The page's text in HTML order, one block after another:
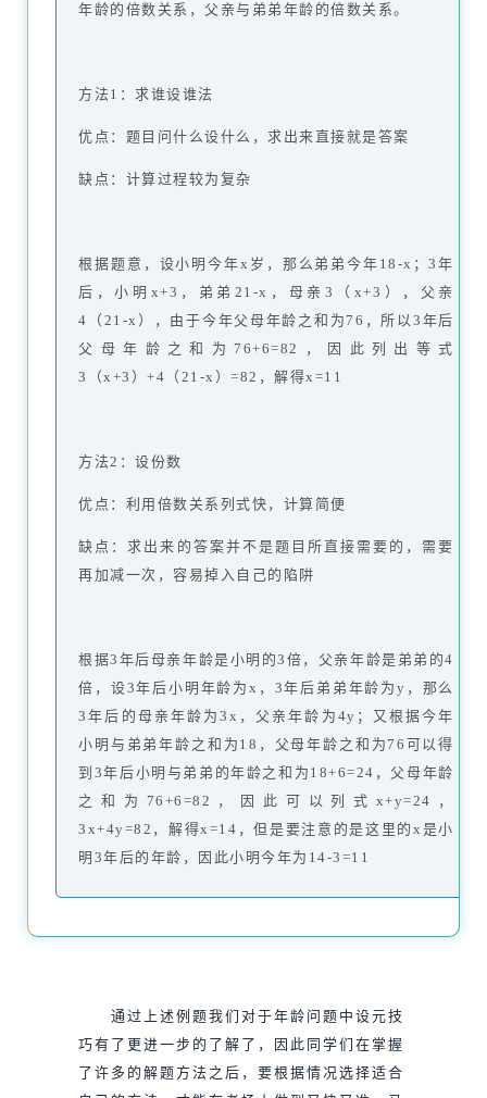
年龄的倍数关系，父亲与弟弟年龄的倍数关系。
方法1：求谁设谁法
优点：题目问什么设什么，求出来直接就是答案
缺点：计算过程较为复杂
根据题意，设小明今年x岁，那么弟弟今年18-x；3年
后，小明x+3，弟弟21-x，母亲3（x+3），父亲
4（21-x），由于今年父母年龄之和为76，所以3年后
父母年龄之和为76+6=82，因此列出等式
3（x+3）+4（21-x）=82，解得x=11
方法2：设份数
优点：利用倍数关系列式快，计算简便
缺点：求出来的答案并不是题目所直接需要的，需要
再加减一次，容易掉入自己的陷阱
根据3年后母亲年龄是小明的3倍，父亲年龄是弟弟的4
倍，设3年后小明年龄为x，3年后弟弟年龄为y，那么
3年后的母亲年龄为3x，父亲年龄为4y；又根据今年
小明与弟弟年龄之和为18，父母年龄之和为76可以得
到3年后小明与弟弟的年龄之和为18+6=24，父母年龄
之和为76+6=82，因此可以列式x+y=24，
3x+4y=82，解得x=14，但是要注意的是这里的x是小
明3年后的年龄，因此小明今年为14-3=11
通过上述例题我们对于年龄问题中设元技
巧有了更进一步的了解了，因此同学们在掌握
了许多的解题方法之后，要根据情况选择适合